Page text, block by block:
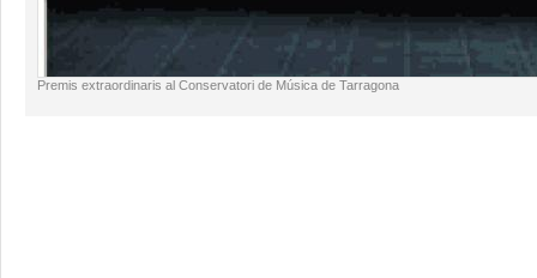
Premis extraordinaris al Conservatori de Música de Tarragona